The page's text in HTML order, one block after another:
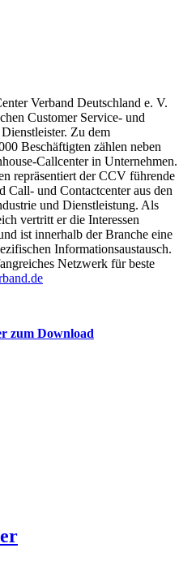
Verband Deutschland e. V.
Customer Service- und
Zu dem
Beschäftigten zählen neben
Callcenter in Unternehmen.
repräsentiert der CCV führende
Call- und Contactcenter aus den
und Dienstleistung. Als
vertritt er die Interessen
ist innerhalb der Branche eine
Informationsaustausch.
Netzwerk für beste
zum Download